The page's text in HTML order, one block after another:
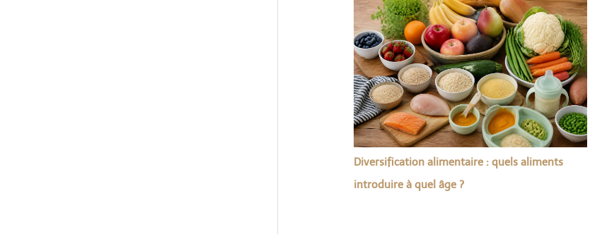
Diversification alimentaire : quels aliments
introduire à quel âge ?